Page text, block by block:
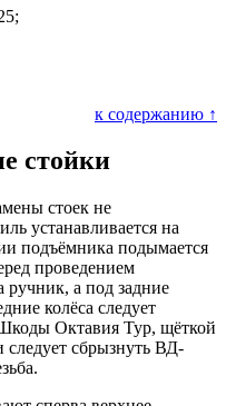
к содержанию ↑
стойки
стоек не
устанавливается на
подъёмника подымается
проведением
а под задние
колёса следует
Октавия Тур, щёткой
сбрызнуть ВД-